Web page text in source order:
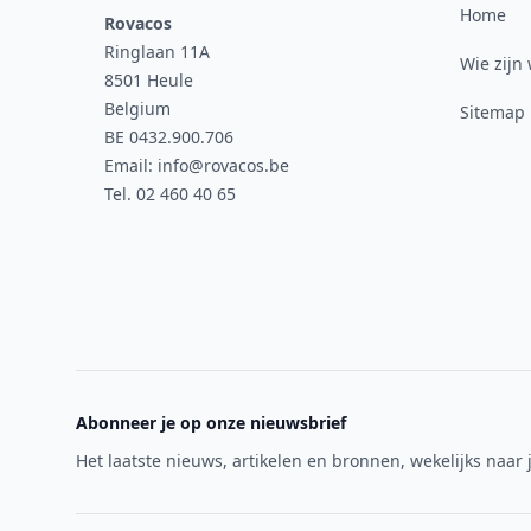
Rovacos
Ringlaan 11A
8501 Heule
Belgium
BE 0432.900.706
Email: info@rovacos.be
Tel. 02 460 40 65
Home
Wie zijn
Sitemap
Abonneer je op onze nieuwsbrief
Het laatste nieuws, artikelen en bronnen, wekelijks